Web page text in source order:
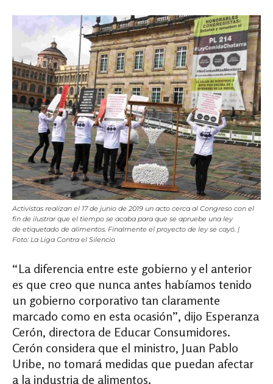
Activistas realizan el 17 de junio de 2019 un acto cerca al Congreso con el
fin de ilustrar que el tiempo se acaba para que se apruebe una ley
de etiquetado de alimentos. Finalmente el proyecto de ley se cayó. |
Foto: La Liga Contra el Silencio
“La diferencia entre este gobierno y el anterior
es que creo que nunca antes habíamos tenido
un gobierno corporativo tan claramente
marcado como en esta ocasión”, dijo Esperanza
Cerón, directora de Educar Consumidores.
Cerón considera que el ministro, Juan Pablo
Uribe, no tomará medidas que puedan afectar
a la industria de alimentos.